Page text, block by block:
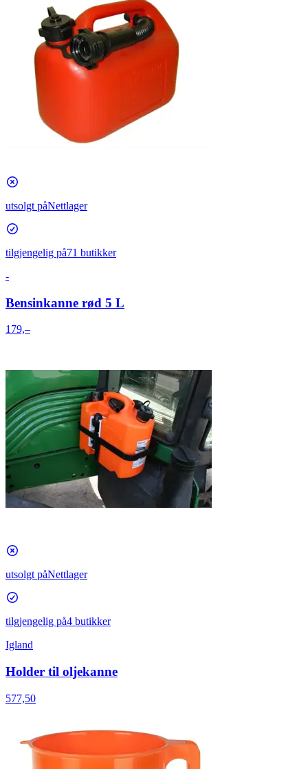
utsolgt påNettlager
tilgjengelig på71 butikker
-
Bensinkanne rød 5 L
179,–
utsolgt påNettlager
tilgjengelig på4 butikker
Igland
Holder til oljekanne
577,50